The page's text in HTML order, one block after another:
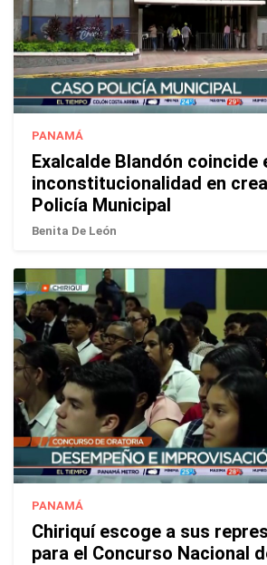
PANAMÁ
Exalcalde Blandón coincide
inconstitucionalidad en
Policía Municipal
Benita De León
PANAMÁ
Chiriquí escoge a sus
para el Concurso Nacional